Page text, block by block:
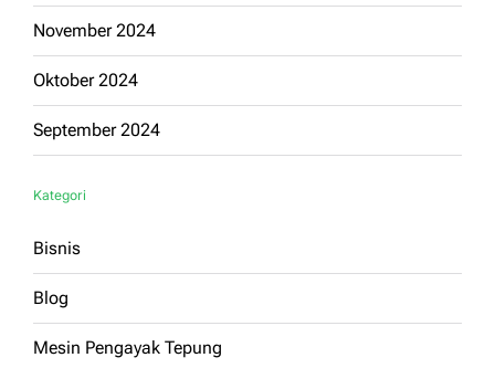
November 2024
Oktober 2024
September 2024
Kategori
Bisnis
Blog
Mesin Pengayak Tepung